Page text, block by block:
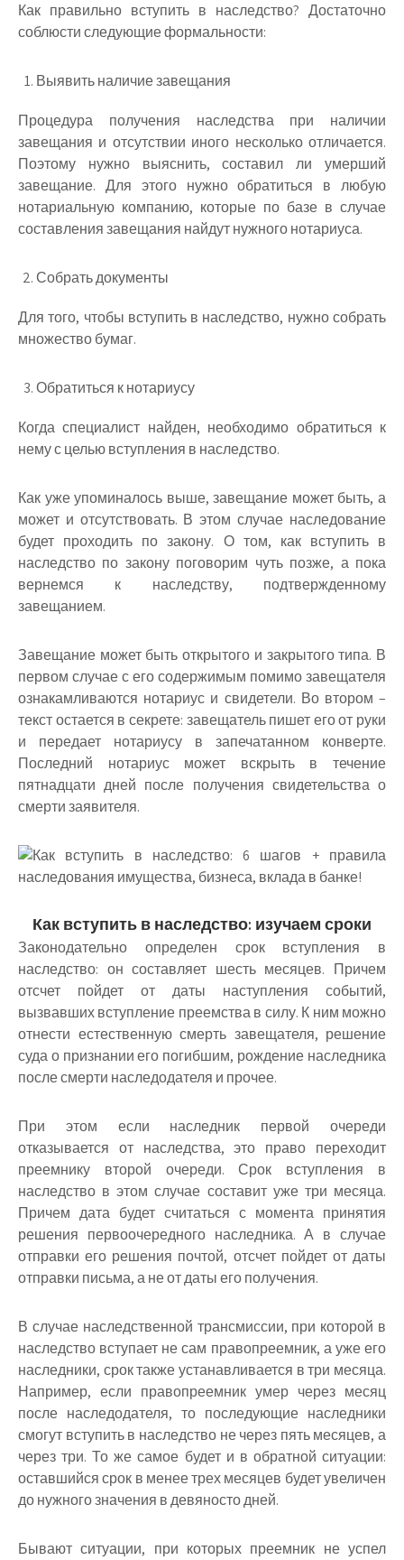
Как правильно вступить в наследство? Достаточно
соблюсти следующие формальности:
Выявить наличие завещания
Процедура получения наследства при наличии
завещания и отсутствии иного несколько отличается.
Поэтому нужно выяснить, составил ли умерший
завещание. Для этого нужно обратиться в любую
нотариальную компанию, которые по базе в случае
составления завещания найдут нужного нотариуса.
Собрать документы
Для того, чтобы вступить в наследство, нужно собрать
множество бумаг.
Обратиться к нотариусу
Когда специалист найден, необходимо обратиться к
нему с целью вступления в наследство.
Как уже упоминалось выше, завещание может быть, а
может и отсутствовать. В этом случае наследование
будет проходить по закону. О том, как вступить в
наследство по закону поговорим чуть позже, а пока
вернемся к наследству, подтвержденному
завещанием.
Завещание может быть открытого и закрытого типа. В
первом случае с его содержимым помимо завещателя
ознакамливаются нотариус и свидетели. Во втором –
текст остается в секрете: завещатель пишет его от руки
и передает нотариусу в запечатанном конверте.
Последний нотариус может вскрыть в течение
пятнадцати дней после получения свидетельства о
смерти заявителя.
Как вступить в наследство: изучаем сроки
Законодательно определен срок вступления в
наследство: он составляет шесть месяцев. Причем
отсчет пойдет от даты наступления событий,
вызвавших вступление преемства в силу. К ним можно
отнести естественную смерть завещателя, решение
суда о признании его погибшим, рождение наследника
после смерти наследодателя и прочее.
При этом если наследник первой очереди
отказывается от наследства, это право переходит
преемнику второй очереди. Срок вступления в
наследство в этом случае составит уже три месяца.
Причем дата будет считаться с момента принятия
решения первоочередного наследника. А в случае
отправки его решения почтой, отсчет пойдет от даты
отправки письма, а не от даты его получения.
В случае наследственной трансмиссии, при которой в
наследство вступает не сам правопреемник, а уже его
наследники, срок также устанавливается в три месяца.
Например, если правопреемник умер через месяц
после наследодателя, то последующие наследники
смогут вступить в наследство не через пять месяцев, а
через три. То же самое будет и в обратной ситуации:
оставшийся срок в менее трех месяцев будет увеличен
до нужного значения в девяносто дней.
Бывают ситуации, при которых преемник не успел